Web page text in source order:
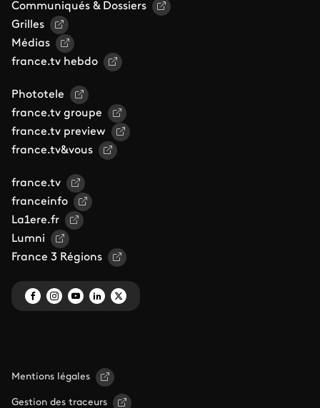
Communiqués & Dossiers
Grilles
Médias
france.tv hebdo
Phototele
france.tv groupe
france.tv preview
france.tv&vous
france.tv
franceinfo
La1ere.fr
Lumni
France 3 Régions
Mentions légales
Gestion des traceurs